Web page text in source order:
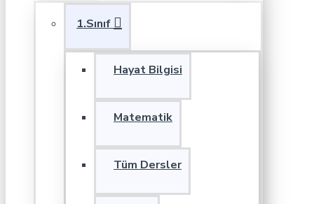
1.Sınıf
Hayat Bilgisi
Matematik
Tüm Dersler